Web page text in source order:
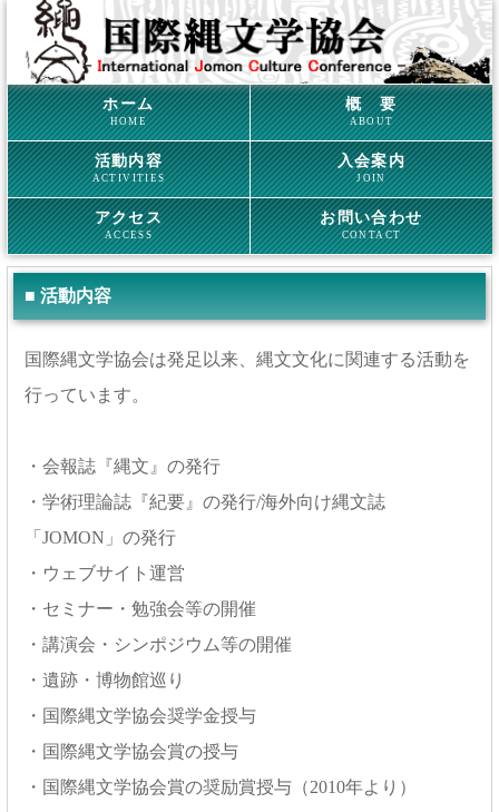
ホーム
HOME
概 要
ABOUT
活動内容
ACTIVITIES
入会案内
JOIN
アクセス
ACCESS
お問い合わせ
CONTACT
■ 活動内容
国際縄文学協会は発足以来、縄文文化に関連する活動を
行っています。
・会報誌『縄文』の発行
・学術理論誌『紀要』の発行/海外向け縄文誌
「JOMON」の発行
・ウェブサイト運営
・セミナー・勉強会等の開催
・講演会・シンポジウム等の開催
・遺跡・博物館巡り
・国際縄文学協会奨学金授与
・国際縄文学協会賞の授与
・国際縄文学協会賞の奨励賞授与（2010年より）